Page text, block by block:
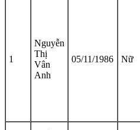
1
Nguyễn
Thị
Vân
Anh
05/11/1986 Nữ